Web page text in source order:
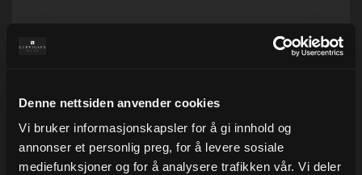
Denne nettsiden anvender cookies
Vi bruker informasjonskapsler for å gi innhold og
annonser et personlig preg, for å levere sosiale
mediefunksjoner og for å analysere trafikken vår. Vi deler
Beskrivelse